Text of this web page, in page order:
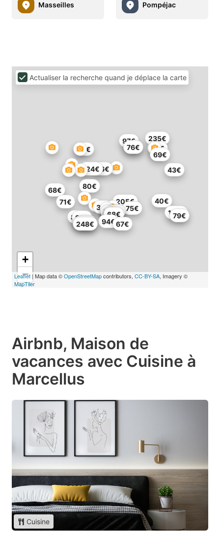
Masseilles Pompéjac
82€
248€
92€
251€
80€
93€
75€
68€
53€
97€
87€
76€
40€
69€
96€
94€
235€
43€
79€
68€
37€
124€
67€
205€
85€ 69€
71€
37€
60€ 176€
+
−
Leaflet | Map data ©OpenStreetMapcontributors, CC-BY-SA, Imagery ©
MapTiler
Actualiser la recherche quand je déplace la carte
Airbnb, Maison de
vacances avec Cuisine à
Marcellus
Cuisine